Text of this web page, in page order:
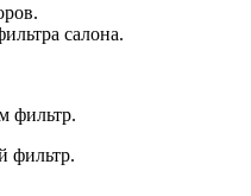
салона.
фильтр.
фильтр.